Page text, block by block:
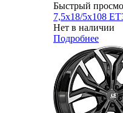
Быстрый
7,5x18/5x108
Нет в наличии
Подробнее